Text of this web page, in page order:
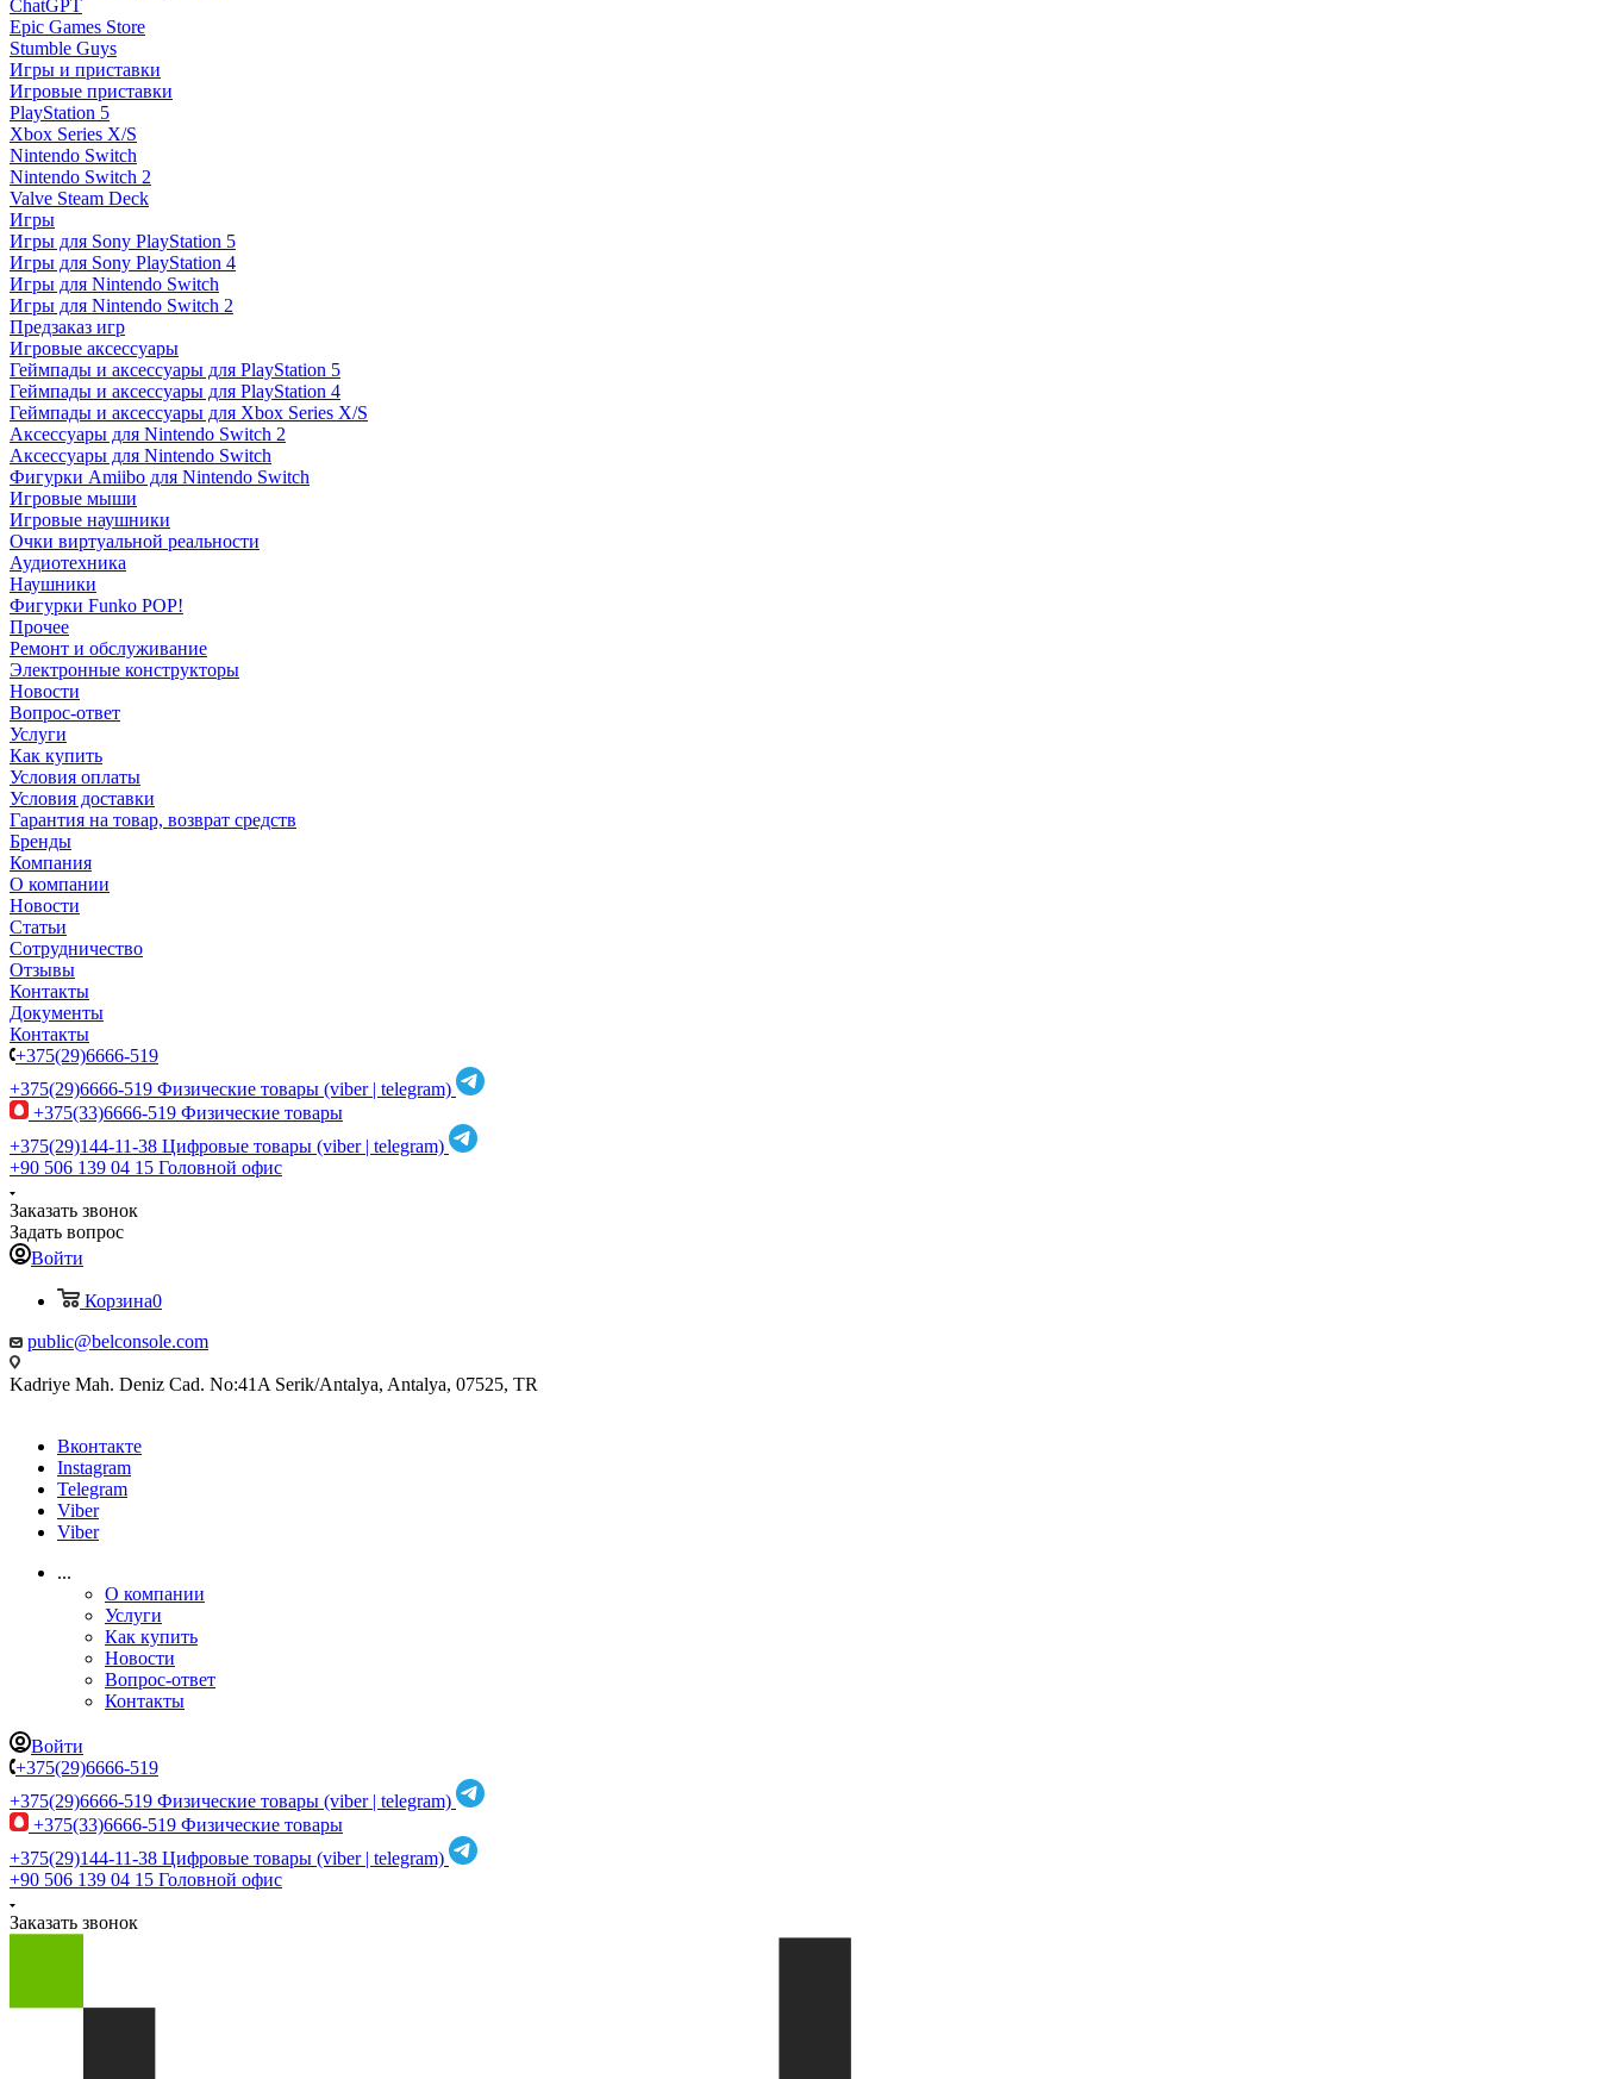
ChatGPT
Epic Games Store
Stumble Guys
Игры и приставки
Игровые приставки
PlayStation 5
Xbox Series X/S
Nintendo Switch
Nintendo Switch 2
Valve Steam Deck
Игры
Игры для Sony PlayStation 5
Игры для Sony PlayStation 4
Игры для Nintendo Switch
Игры для Nintendo Switch 2
Предзаказ игр
Игровые аксессуары
Геймпады и аксессуары для PlayStation 5
Геймпады и аксессуары для PlayStation 4
Геймпады и аксессуары для Xbox Series X/S
Аксессуары для Nintendo Switch 2
Аксессуары для Nintendo Switch
Фигурки Amiibo для Nintendo Switch
Игровые мыши
Игровые наушники
Очки виртуальной реальности
Аудиотехника
Наушники
Фигурки Funko POP!
Прочее
Ремонт и обслуживание
Электронные конструкторы
Новости
Вопрос-ответ
Услуги
Как купить
Условия оплаты
Условия доставки
Гарантия на товар, возврат средств
Бренды
Компания
О компании
Новости
Статьи
Сотрудничество
Отзывы
Контакты
Документы
Контакты
+375(29)6666-519
+375(29)6666-519 Физические товары (viber | telegram)
+375(33)6666-519 Физические товары
+375(29)144-11-38 Цифровые товары (viber | telegram)
+90 506 139 04 15 Головной офис
Заказать звонок
Задать вопрос
Войти
Корзина0
public@belconsole.com
Kadriye Mah. Deniz Cad. No:41A Serik/Antalya, Antalya, 07525, TR
Вконтакте
Instagram
Telegram
Viber
Viber
...
О компании
Услуги
Как купить
Новости
Вопрос-ответ
Контакты
Войти
+375(29)6666-519
+375(29)6666-519 Физические товары (viber | telegram)
+375(33)6666-519 Физические товары
+375(29)144-11-38 Цифровые товары (viber | telegram)
+90 506 139 04 15 Головной офис
Заказать звонок